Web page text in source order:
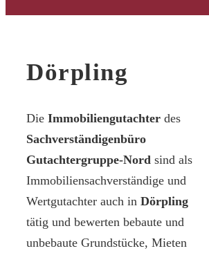
Dörpling
Die Immobiliengutachter des
Sachverständigenbüro
Gutachtergruppe-Nord sind als
Immobiliensachverständige und
Wertgutachter auch in Dörpling
tätig und bewerten bebaute und
unbebaute Grundstücke, Mieten